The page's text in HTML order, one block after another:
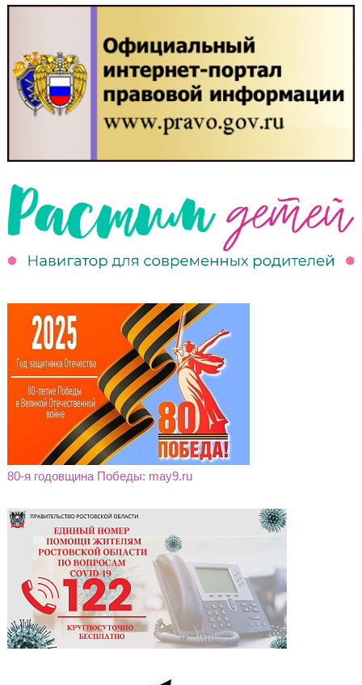
80-я годовщина Победы: may9.ru